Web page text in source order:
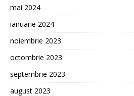
mai 2024
ianuarie 2024
noiembrie 2023
octombrie 2023
septembrie 2023
august 2023